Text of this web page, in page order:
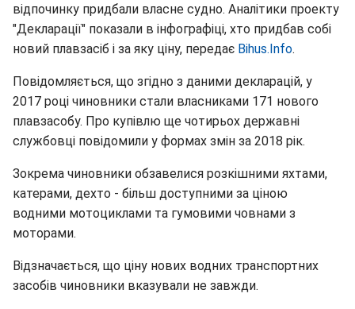
відпочинку придбали власне судно. Аналітики проекту
"Декларації" показали в інфографіці, хто придбав собі
новий плавзасіб і за яку ціну, передає Bihus.Info.
Повідомляється, що згідно з даними декларацій, у
2017 році чиновники стали власниками 171 нового
плавзасобу. Про купівлю ще чотирьох державні
службовці повідомили у формах змін за 2018 рік.
Зокрема чиновники обзавелися розкішними яхтами,
катерами, дехто - більш доступними за ціною
водними мотоциклами та гумовими човнами з
моторами.
Відзначається, що ціну нових водних транспортних
засобів чиновники вказували не завжди.